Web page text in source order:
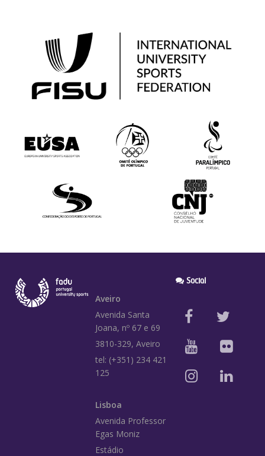
Aveiro
Avenida Santa
Joana, nº 67 e 69
3810-329, Aveiro
tel: (+351) 234 421
125
Lisboa
Avenida Professor
Egas Moniz
Estádio
Social